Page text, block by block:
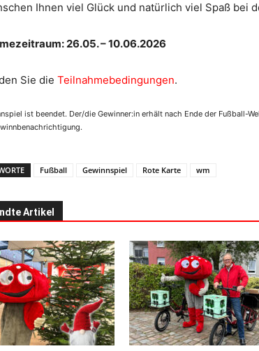
Ihnen viel Glück und natürlich viel Spaß bei
26.05. – 10.06.2026
Sie die Teilnahmebedingungen.
ist beendet. Der/die Gewinner:in erhält nach Ende der Fußball-
Fußball Gewinnspiel Rote Karte wm
Artikel